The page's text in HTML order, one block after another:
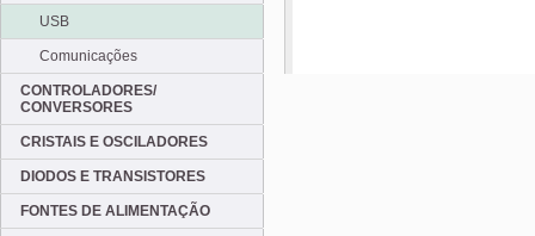
USB
Comunicações
CONTROLADORES/
CONVERSORES
CRISTAIS E OSCILADORES
DIODOS E TRANSISTORES
FONTES DE ALIMENTAÇÃO